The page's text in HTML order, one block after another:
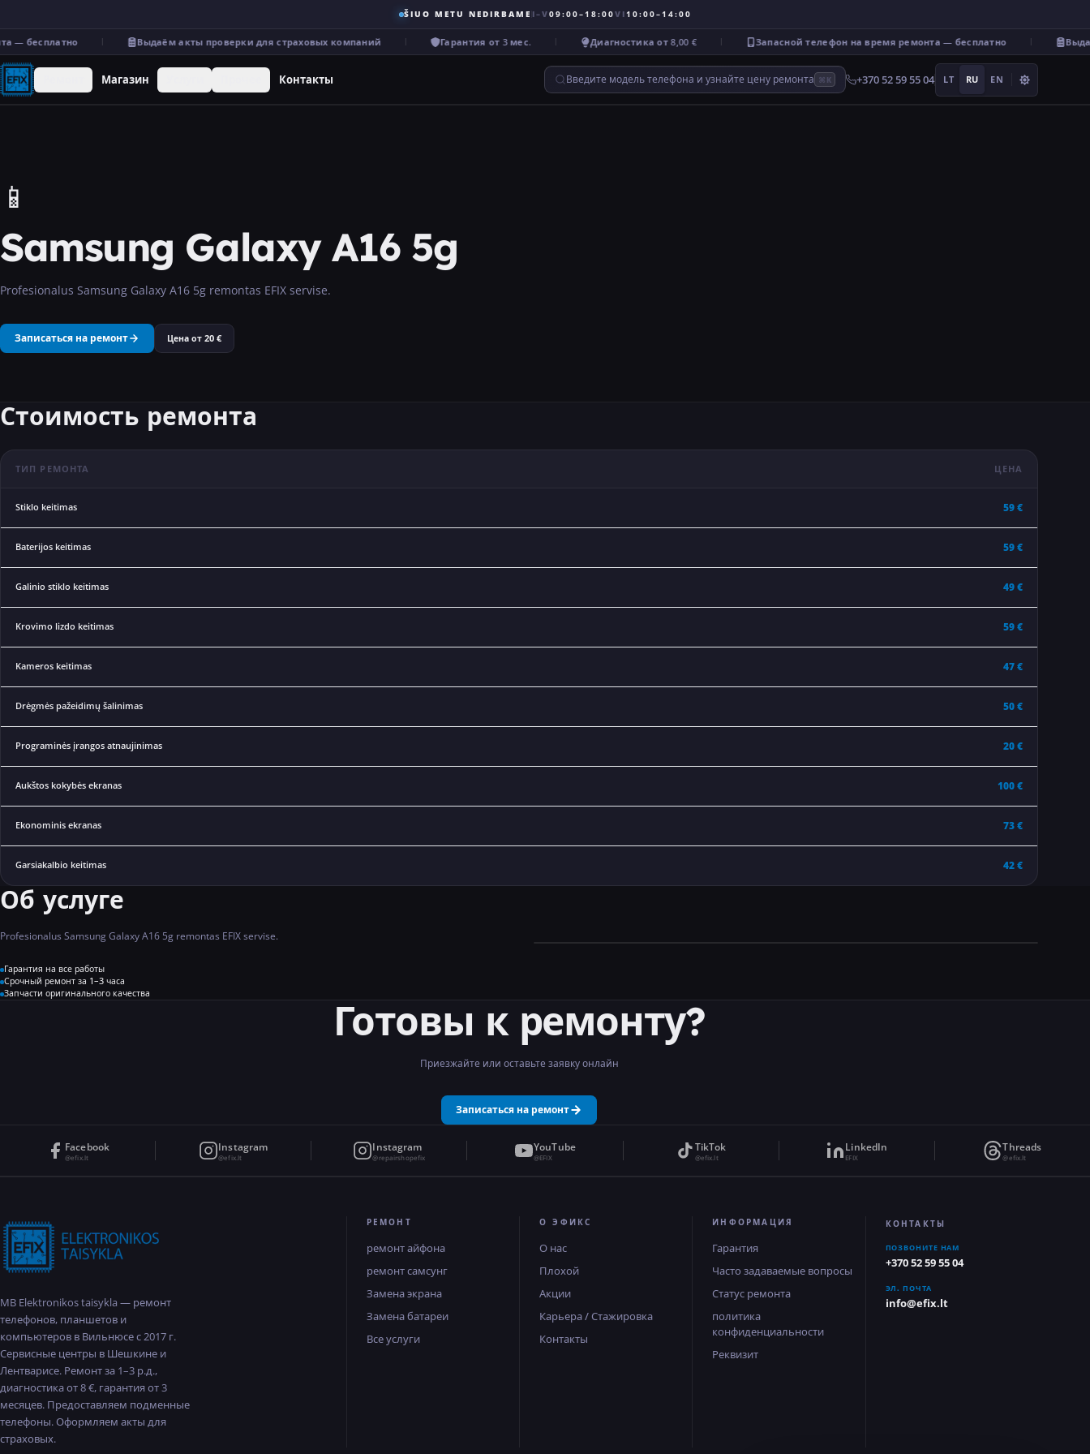
ŠIUO METU NEDIRBAME I–V09:00–18:00VI10:00–14:00
бесплатно Выдаём акты проверки для страховых компаний Гарантия от 3 мес. Диагностика от 8,00 € Запасной телефон на время ремонта — бесплатно
Магазин Контакты Введите модель телефона и узнайте цену ремонта ⌘K +370 52 59 55 04 LT RU EN
📱
Samsung Galaxy A16 5g
Profesionalus Samsung Galaxy A16 5g remontas EFIX servise.
Записаться на ремонт Цена от 20 €
Стоимость ремонта
ТИП РЕМОНТА ЦЕНА
Stiklo keitimas 59 €
Baterijos keitimas 59 €
Galinio stiklo keitimas 49 €
Krovimo lizdo keitimas 59 €
Kameros keitimas 47 €
Drėgmės pažeidimų šalinimas 50 €
Programinės įrangos atnaujinimas 20 €
Aukštos kokybės ekranas 100 €
Ekonominis ekranas 73 €
Garsiakalbio keitimas 42 €
Об услуге
Profesionalus Samsung Galaxy A16 5g remontas EFIX servise.
Гарантия на все работы
Срочный ремонт за 1–3 часа
Запчасти оригинального качества
Готовы к ремонту?
Приезжайте или оставьте заявку онлайн
Записаться на ремонт
Facebook
@efix.lt
Instagram
@efix.lt
Instagram
@repairshopefix
YouTube
@EFIX
TikTok
@efix.lt
LinkedIn
EFIX
Threads
@efix.lt
MB Elektronikos taisykla — ремонт
телефонов, планшетов и
компьютеров в Вильнюсе с 2017 г.
Сервисные центры в Шешкине и
Лентварисе. Ремонт за 1–3 р.д.,
диагностика от 8 €, гарантия от 3
месяцев. Предоставляем подменные
телефоны. Оформляем акты для
страховых.
РЕМОНТ
ремонт айфона
ремонт самсунг
Замена экрана
Замена батареи
Все услуги
О ЭФИКС
О нас
Плохой
Акции
Карьера / Стажировка
Контакты
ИНФОРМАЦИЯ
Гарантия
Часто задаваемые вопросы
Статус ремонта
политика
конфиденциальности
Реквизит
КОНТАКТЫ
ПОЗВОНИТЕ НАМ
+370 52 59 55 04
ЭЛ. ПОЧТА
info@efix.lt